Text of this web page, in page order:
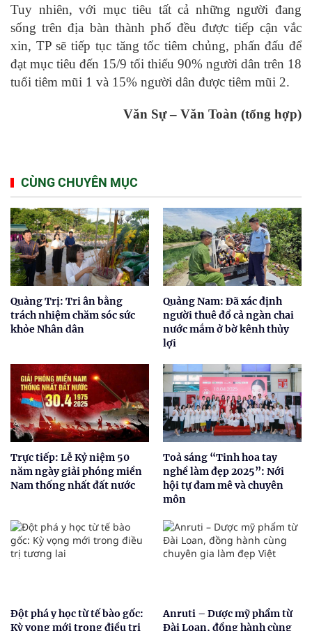
Tuy nhiên, với mục tiêu tất cả những người đang
sống trên địa bàn thành phố đều được tiếp cận vắc
xin, TP sẽ tiếp tục tăng tốc tiêm chủng, phấn đấu để
đạt mục tiêu đến 15/9 tối thiểu 90% người dân trên 18
tuổi tiêm mũi 1 và 15% người dân được tiêm mũi 2.
Văn Sự – Văn Toàn (tổng hợp)
CÙNG CHUYÊN MỤC
Quảng Trị: Tri ân bằng
trách nhiệm chăm sóc sức
khỏe Nhân dân
Quảng Nam: Đã xác định
người thuê đổ cả ngàn chai
nước mắm ở bờ kênh thủy
lợi
Trực tiếp: Lễ Kỷ niệm 50
năm ngày giải phóng miền
Nam thống nhất đất nước
Toả sáng “Tinh hoa tay
nghề làm đẹp 2025”: Nới
hội tự đam mê và chuyên
môn
Đột phá y học từ tế bào gốc:
Kỳ vọng mới trong điều trị
Anruti – Dược mỹ phẩm từ
Đài Loan, đồng hành cùng